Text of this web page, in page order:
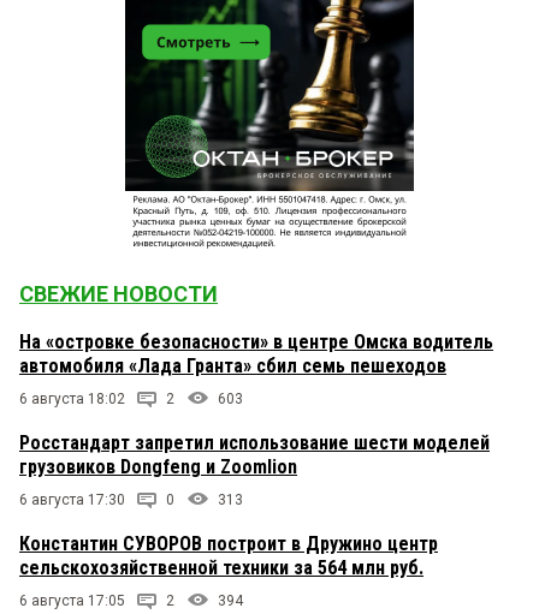
СВЕЖИЕ НОВОСТИ
На «островке безопасности» в центре Омска водитель
автомобиля «Лада Гранта» сбил семь пешеходов
6 августа 18:02 2 603
Росстандарт запретил использование шести моделей
грузовиков Dongfeng и Zoomlion
6 августа 17:30 0 313
Константин СУВОРОВ построит в Дружино центр
сельскохозяйственной техники за 564 млн руб.
6 августа 17:05 2 394